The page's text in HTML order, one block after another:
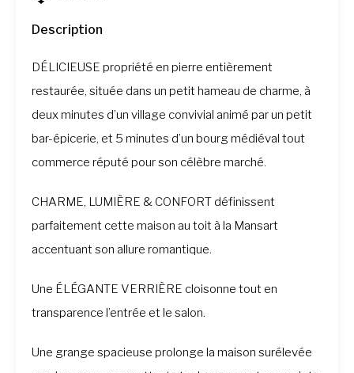
Description
DÉLICIEUSE propriété en pierre entièrement
restaurée, située dans un petit hameau de charme, à
deux minutes d’un village convivial animé par un petit
bar-épicerie, et 5 minutes d’un bourg médiéval tout
commerce réputé pour son célèbre marché.
CHARME, LUMIÈRE & CONFORT définissent
parfaitement cette maison au toit à la Mansart
accentuant son allure romantique.
Une ÉLÉGANTE VERRIÈRE cloisonne tout en
transparence l’entrée et le salon.
Une grange spacieuse prolonge la maison surélevée